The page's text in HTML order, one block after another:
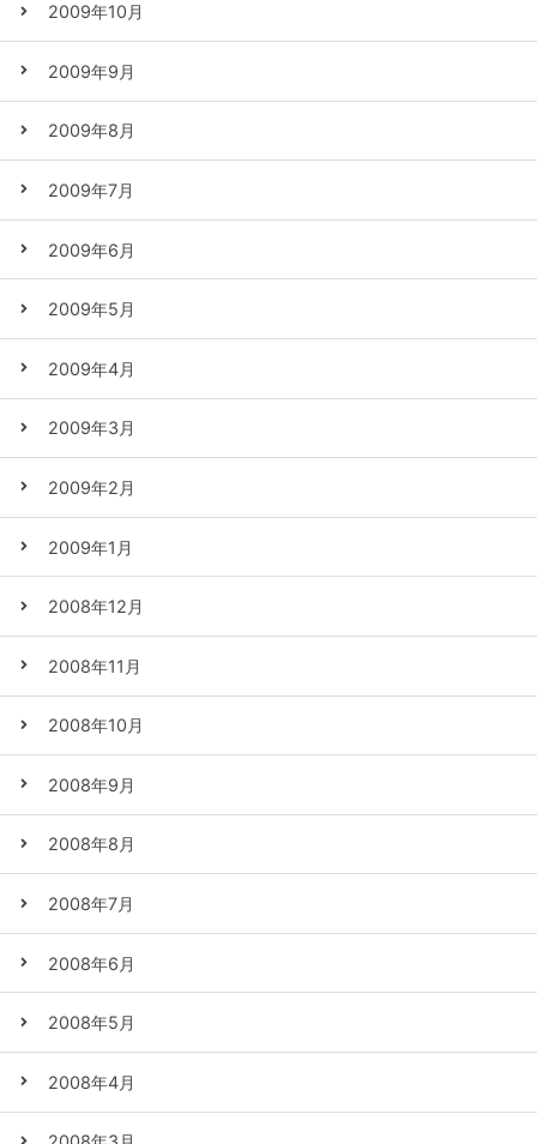
2009年10月
2009年9月
2009年8月
2009年7月
2009年6月
2009年5月
2009年4月
2009年3月
2009年2月
2009年1月
2008年12月
2008年11月
2008年10月
2008年9月
2008年8月
2008年7月
2008年6月
2008年5月
2008年4月